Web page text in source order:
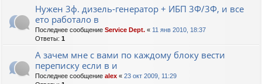
Нужен 3ф. дизель-генератор + ИБП 3Ф/3Ф, и все
ето работало в
Последнее сообщение Service Dept. « 11 янв 2010, 18:37
Ответы: 1
А зачем мне с вами по каждому блоку вести
переписку если в и
Последнее сообщение alex « 23 окт 2009, 11:29